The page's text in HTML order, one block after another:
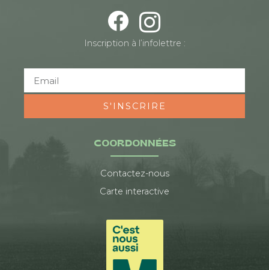
COORDONNÉES
Contactez-nous
Carte interactive
Inscription à l’infolettre :
S'INSCRIRE